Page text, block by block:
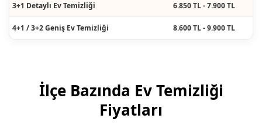
3+1 Detaylı Ev Temizliği 6.850 TL - 7.900 TL
4+1 / 3+2 Geniş Ev Temizliği 8.600 TL - 9.900 TL
İlçe Bazında Ev Temizliği
Fiyatları